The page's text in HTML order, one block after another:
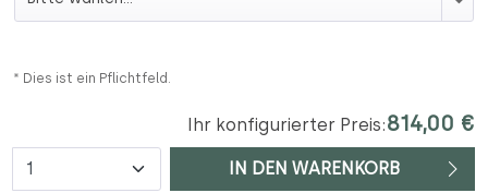
* Dies ist ein Pflichtfeld.
Ihr konfigurierter Preis:814,00 €
Anzahl IN DEN WARENKORB